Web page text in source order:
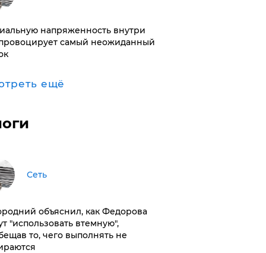
напряженность внутри
самый неожиданный
ещё
Сеть
объяснил, как Федорова
"использовать втемную",
то, чего выполнять не